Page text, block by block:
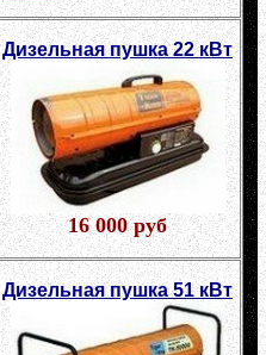
Дизельная пушка 22 кВт
16 000 руб
Дизельная пушка 51 кВт